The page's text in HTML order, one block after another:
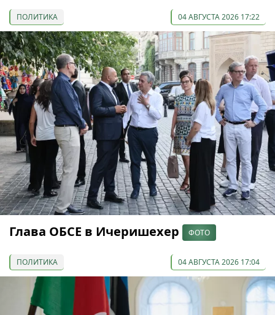
ПОЛИТИКА 04 АВГУСТА 2026 17:22
Глава ОБСЕ в Ичеришехер ФОТО
ПОЛИТИКА 04 АВГУСТА 2026 17:04